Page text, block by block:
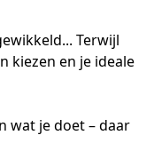
Terwijl
kiezen en je ideale
wat je doet – daar